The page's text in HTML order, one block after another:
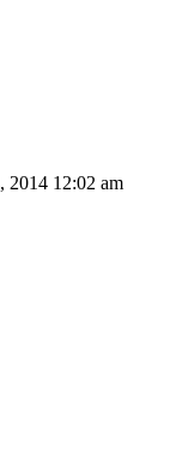
2014 12:02 am